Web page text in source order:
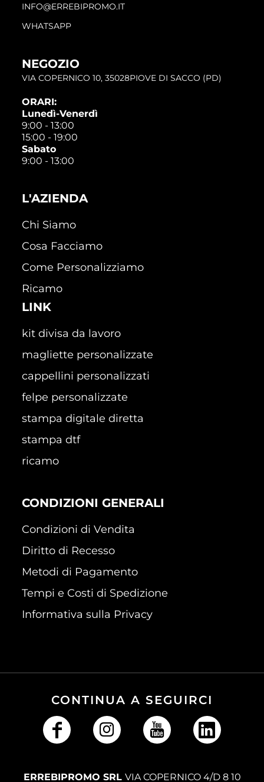
INFO@ERREBIPROMO.IT
WHATSAPP
NEGOZIO
VIA COPERNICO 10, 35028PIOVE DI SACCO (PD)
ORARI:
Lunedì-Venerdì
9:00 - 13:00
15:00 - 19:00
Sabato
9:00 - 13:00
L'AZIENDA
Chi Siamo
Cosa Facciamo
Come Personalizziamo
Ricamo
LINK
kit divisa da lavoro
magliette personalizzate
cappellini personalizzati
felpe personalizzate
stampa digitale diretta
stampa dtf
ricamo
CONDIZIONI GENERALI
Condizioni di Vendita
Diritto di Recesso
Metodi di Pagamento
Tempi e Costi di Spedizione
Informativa sulla Privacy
CONTINUA A SEGUIRCI
ERREBIPROMO SRL VIA COPERNICO 4/D 8 10